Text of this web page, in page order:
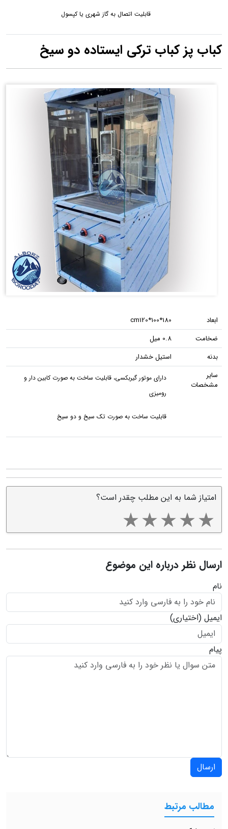
قابلیت اتصال به گاز شهری یا کپسول
کباب پز کباب ترکی ایستاده دو سیخ
ابعاد
cm120*100*180
ضخامت
0.8 میل
بدنه
استیل خشدار
سایر
مشخصات
دارای موتور گیربکسی، قابلیت ساخت به صورت کابین دار و
رومیزی
قابلیت ساخت به صورت تک سیخ و دو سیخ
امتیاز شما به این مطلب چقدر است؟
ارسال نظر درباره این موضوع
نام
ایمیل (اختیاری)
پیام
ارسال
مطالب مرتبط